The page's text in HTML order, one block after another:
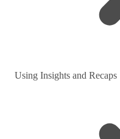
Using Insights and Recaps